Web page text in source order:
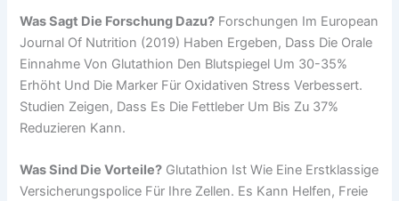
Was Sagt Die Forschung Dazu? Forschungen Im European
Journal Of Nutrition (2019) Haben Ergeben, Dass Die Orale
Einnahme Von Glutathion Den Blutspiegel Um 30-35%
Erhöht Und Die Marker Für Oxidativen Stress Verbessert.
Studien Zeigen, Dass Es Die Fettleber Um Bis Zu 37%
Reduzieren Kann.
Was Sind Die Vorteile? Glutathion Ist Wie Eine Erstklassige
Versicherungspolice Für Ihre Zellen. Es Kann Helfen, Freie